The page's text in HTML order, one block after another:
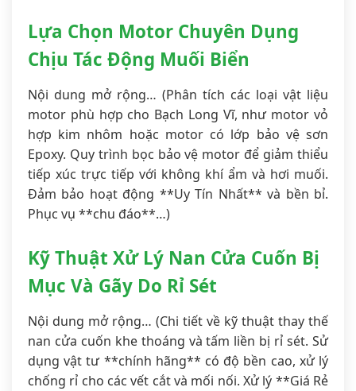
Lựa Chọn Motor Chuyên Dụng
Chịu Tác Động Muối Biển
Nội dung mở rộng… (Phân tích các loại vật liệu
motor phù hợp cho Bạch Long Vĩ, như motor vỏ
hợp kim nhôm hoặc motor có lớp bảo vệ sơn
Epoxy. Quy trình bọc bảo vệ motor để giảm thiểu
tiếp xúc trực tiếp với không khí ẩm và hơi muối.
Đảm bảo hoạt động **Uy Tín Nhất** và bền bỉ.
Phục vụ **chu đáo**…)
Kỹ Thuật Xử Lý Nan Cửa Cuốn Bị
Mục Và Gãy Do Rỉ Sét
Nội dung mở rộng… (Chi tiết về kỹ thuật thay thế
nan cửa cuốn khe thoáng và tấm liền bị rỉ sét. Sử
dụng vật tư **chính hãng** có độ bền cao, xử lý
chống rỉ cho các vết cắt và mối nối. Xử lý **Giá Rẻ